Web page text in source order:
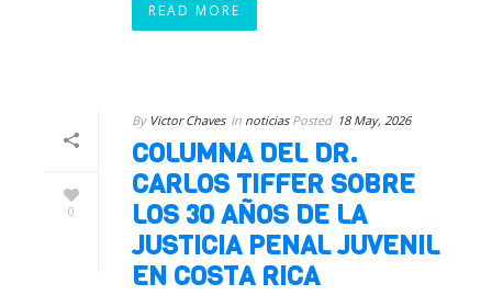
READ MORE
0
By Victor Chaves In noticiasPosted 18 May, 2026
COLUMNA DEL DR.
CARLOS TIFFER SOBRE
LOS 30 AÑOS DE LA
JUSTICIA PENAL JUVENIL
EN COSTA RICA